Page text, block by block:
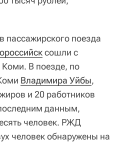
пассажирского поезда
сошли с
Коми. В поезде, по
Владимира Уйбы,
и 20 работников
данным,
человек. РЖД
человек обнаружены на